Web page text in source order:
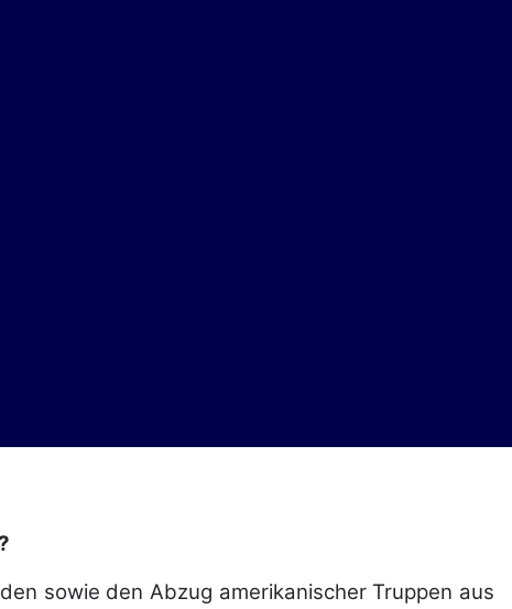
sowie den Abzug amerikanischer Truppen aus